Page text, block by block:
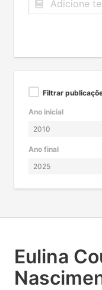
Filtrar
Ano inicial
Ano final
Eulina